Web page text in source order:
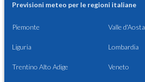
Previsioni meteo per le regioni italiane
Piemonte Valle d'Aosta
Liguria Lombardia
Trentino Alto Adige Veneto